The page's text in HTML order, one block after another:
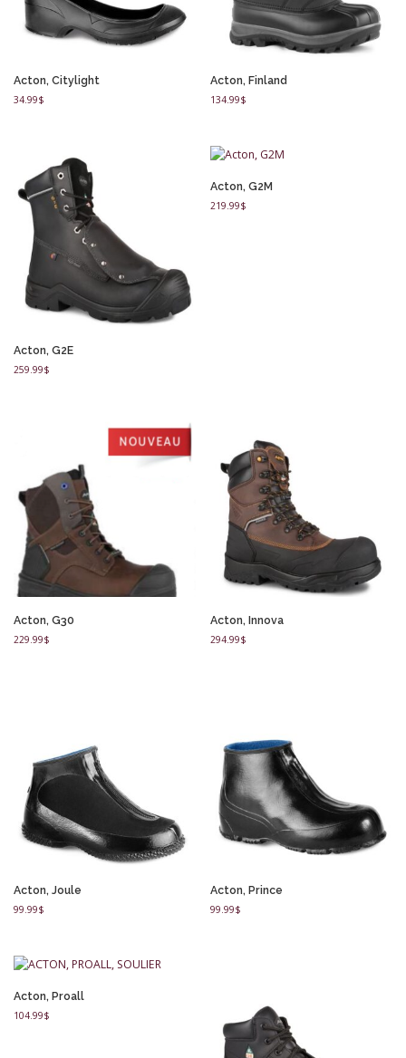
Acton, Citylight
34.99$
Acton, Finland
134.99$
Acton, G2E
259.99$
Acton, G2M
219.99$
Acton, G30
229.99$
Acton, Innova
294.99$
Acton, Joule
99.99$
Acton, Prince
99.99$
Acton, Proall
104.99$